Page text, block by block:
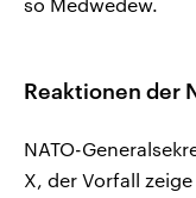
so Medwedew.
Reaktionen der
NATO-
X, der Vorfall